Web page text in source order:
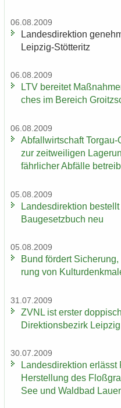
06.08.2009
Lan­des­di­rek­ti­on
Leipzig-​Stötteritz
06.08.2009
LTV be­rei­tet
ches im Be­reich
06.08.2009
Ab­fall­wirt­schaft
zur zeit­wei­li­gen
fähr­li­cher Ab­fäl­le
05.08.2009
Lan­des­di­rek­ti­on
Bau­ge­setz­buch neu
05.08.2009
Bund för­dert
rung von
31.07.2009
ZVNL ist ers­ter
Di­rek­ti­ons­be­zirk Leip­zig
30.07.2009
Lan­des­di­rek­ti­on
Her­stel­lung des
See und Wald­bad Lauer